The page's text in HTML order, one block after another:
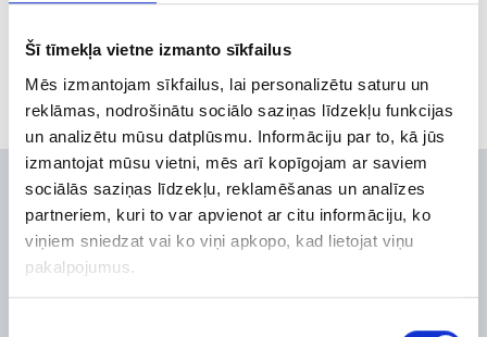
Šī tīmekļa vietne izmanto sīkfailus
Mēs izmantojam sīkfailus, lai personalizētu saturu un
reklāmas, nodrošinātu sociālo saziņas līdzekļu funkcijas
un analizētu mūsu datplūsmu. Informāciju par to, kā jūs
izmantojat mūsu vietni, mēs arī kopīgojam ar saviem
sociālās saziņas līdzekļu, reklamēšanas un analīzes
partneriem, kuri to var apvienot ar citu informāciju, ko
viņiem sniedzat vai ko viņi apkopo, kad lietojat viņu
pakalpojumus.
Mūsu klientu veiksmes